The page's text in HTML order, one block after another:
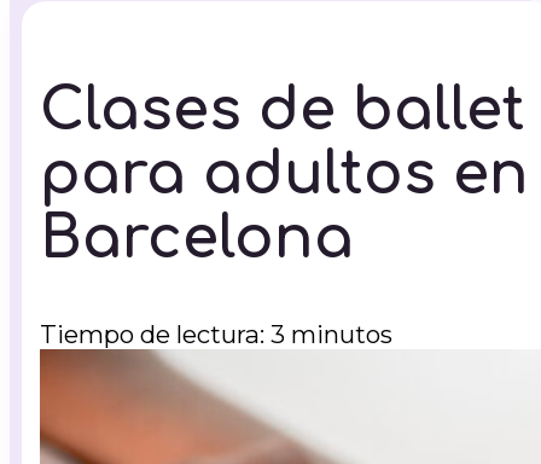
Clases de ballet
para adultos en
Barcelona
Tiempo de lectura: 3 minutos